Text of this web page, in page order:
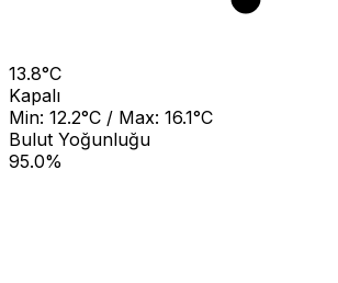
13.8°C
Kapalı
Min: 12.2°C / Max: 16.1°C
Bulut Yoğunluğu
95.0%